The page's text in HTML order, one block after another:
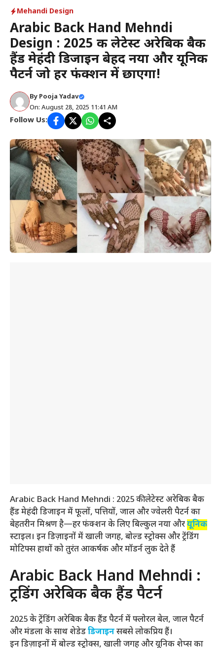
Mehandi Design
Arabic Back Hand Mehndi
Design : 2025 की लेटेस्ट अरेबिक बैक
हैंड मेहंदी डिजाइन बेहद नया और यूनिक
पैटर्न जो हर फंक्शन में छाएगा!
By Pooja Yadav
On: August 28, 2025 11:41 AM
Follow Us:
Arabic Back Hand Mehndi : 2025 की लेटेस्ट अरेबिक बैक
हैंड मेहंदी डिजाइन में फूलों, पत्तियों, जाल और ज्वेलरी पैटर्न का
बेहतरीन मिश्रण है—हर फंक्शन के लिए बिल्कुल नया औरयूनिक
स्टाइल। इन डिज़ाइनों में खाली जगह, बोल्ड स्ट्रोक्स और ट्रेंडिंग
मोटिफ्स हाथों को तुरंत आकर्षक और मॉडर्न लुक देते हैं
Arabic Back Hand Mehndi :
ट्रेंडिंग अरेबिक बैक हैंड पैटर्न
2025 के ट्रेंडिंग अरेबिक बैक हैंड पैटर्न में फ्लोरल बेल, जाल पैटर्न
और मंडला के साथ शेडेडडिजाइनसबसे लोकप्रिय हैं।
इन डिज़ाइनों में बोल्ड स्ट्रोक्स, खाली जगह और यूनिक शेप्स का